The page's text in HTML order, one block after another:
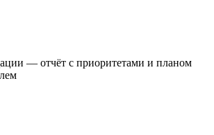
— отчёт с приоритетами и планом